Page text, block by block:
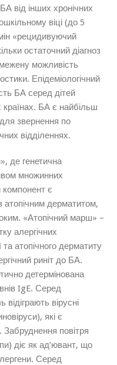
від інших хронічних
віці (до 5
«рецидивуючий
остаточний діагноз
можливість
Епідеміологічний
БА серед дітей
країнах. БА є найбільш
звернення по
відділеннях.
де генетична
множинних
компонент є
атопічним дерматитом,
«Атопічний марш» –
алергічних
та атопічного дерматиту
риніт до БА.
детермінована
IgE. Серед
вірусні
які є
повітря
діє як ад’ювант, що
Серед